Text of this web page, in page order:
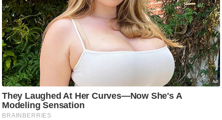
/
फै
श
न
घ
रे
लू
नु
स्खे